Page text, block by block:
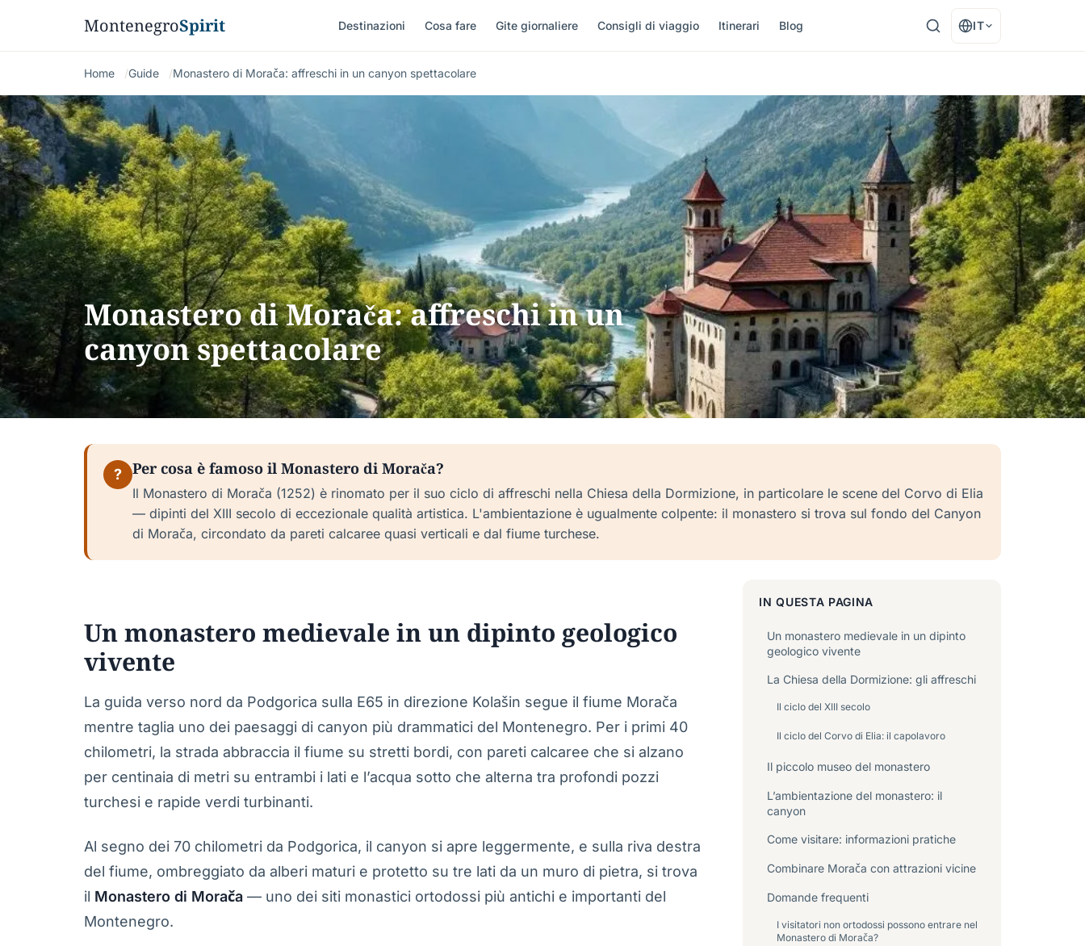
MontenegroSpirit Destinazioni Cosa fare Gite giornaliere Consigli di viaggio Itinerari Blog IT
Home Guide Monastero di Morača: affreschi in un canyon spettacolare
Monastero di Morača: affreschi in un
canyon spettacolare
? Per cosa è famoso il Monastero di Morača?
Il Monastero di Morača (1252) è rinomato per il suo ciclo di affreschi nella Chiesa della Dormizione, in particolare le scene del Corvo di Elia
— dipinti del XIII secolo di eccezionale qualità artistica. L'ambientazione è ugualmente colpente: il monastero si trova sul fondo del Canyon
di Morača, circondato da pareti calcaree quasi verticali e dal fiume turchese.
Un monastero medievale in un dipinto geologico
vivente
La guida verso nord da Podgorica sulla E65 in direzione Kolašin segue il fiume Morača
mentre taglia uno dei paesaggi di canyon più drammatici del Montenegro. Per i primi 40
chilometri, la strada abbraccia il fiume su stretti bordi, con pareti calcaree che si alzano
per centinaia di metri su entrambi i lati e l’acqua sotto che alterna tra profondi pozzi
turchesi e rapide verdi turbinanti.
Al segno dei 70 chilometri da Podgorica, il canyon si apre leggermente, e sulla riva destra
del fiume, ombreggiato da alberi maturi e protetto su tre lati da un muro di pietra, si trova
il Monastero di Morača — uno dei siti monastici ortodossi più antichi e importanti del
Montenegro.
IN QUESTA PAGINA
Un monastero medievale in un dipinto
geologico vivente
La Chiesa della Dormizione: gli affreschi
Il ciclo del XIII secolo
Il ciclo del Corvo di Elia: il capolavoro
Il piccolo museo del monastero
L’ambientazione del monastero: il
canyon
Come visitare: informazioni pratiche
Combinare Morača con attrazioni vicine
Domande frequenti
I visitatori non ortodossi possono entrare nel
Monastero di Morača?